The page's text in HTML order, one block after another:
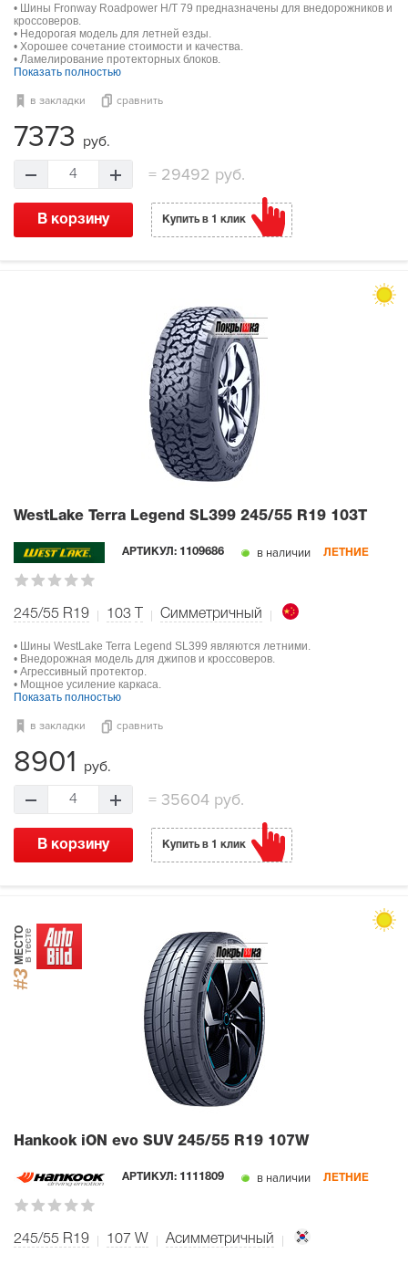
• Шины Fronway Roadpower H/T 79 предназначены для внедорожников и
кроссоверов.
• Недорогая модель для летней езды.
• Хорошее сочетание стоимости и качества.
• Ламелирование протекторных блоков.
Показать полностью
в закладки сравнить
7373 руб.
4 =29492 руб.
В корзину Купить в 1 клик
WestLake Terra Legend SL399 245/55 R19 103T
АРТИКУЛ: 1109686 в наличии ЛЕТНИЕ
245/55 R19 103 Симметричный
• Шины WestLake Terra Legend SL399 являются летними.
• Внедорожная модель для джипов и кроссоверов.
• Агрессивный протектор.
• Мощное усиление каркаса.
Показать полностью
в закладки сравнить
8901 руб.
4 = 35604 руб.
В корзину Купить в 1 клик
#3
МЕСТОв тесте
Hankook iON evo SUV 245/55 R19 107W
АРТИКУЛ: 1111809 в наличии ЛЕТНИЕ
245/55 R19 107 W Асимметричный